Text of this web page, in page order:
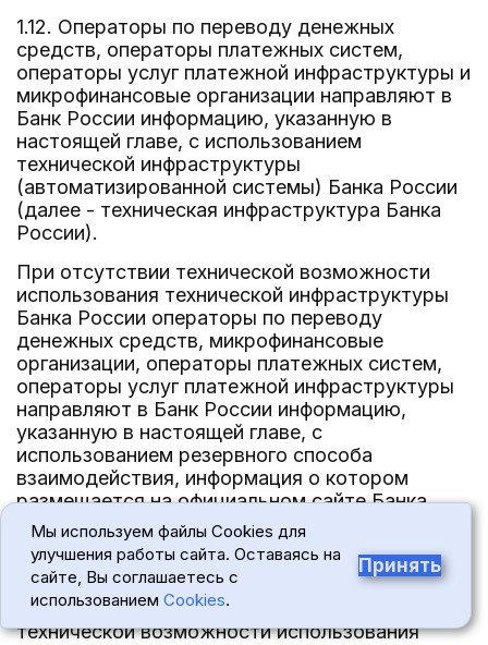
1.12. Операторы по переводу денежных
средств, операторы платежных систем,
операторы услуг платежной инфраструктуры и
микрофинансовые организации направляют в
Банк России информацию, указанную в
настоящей главе, с использованием
технической инфраструктуры
(автоматизированной системы) Банка России
(далее - техническая инфраструктура Банка
России).
При отсутствии технической возможности
использования технической инфраструктуры
Банка России операторы по переводу
денежных средств, микрофинансовые
организации, операторы платежных систем,
операторы услуг платежной инфраструктуры
направляют в Банк России информацию,
указанную в настоящей главе, с
использованием резервного способа
взаимодействия, информация о котором
размещается на официальном сайте Банка
России в сети "Интернет" (далее - резервный
способ).
Информация, направленная с использованием
резервного способа, при возобновлении
технической возможности использования
Мы используем файлы Cookies для
улучшения работы сайта. Оставаясь на
сайте, Вы соглашаетесь с
использованием Cookies.
Принять